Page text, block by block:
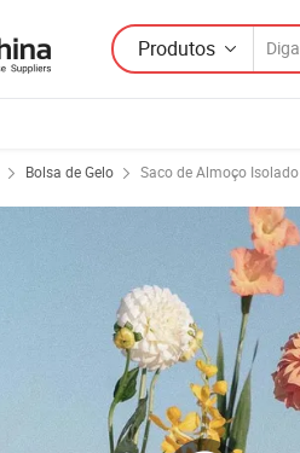
Produtos
Bolsa de Gelo Saco de Almoço Isolado